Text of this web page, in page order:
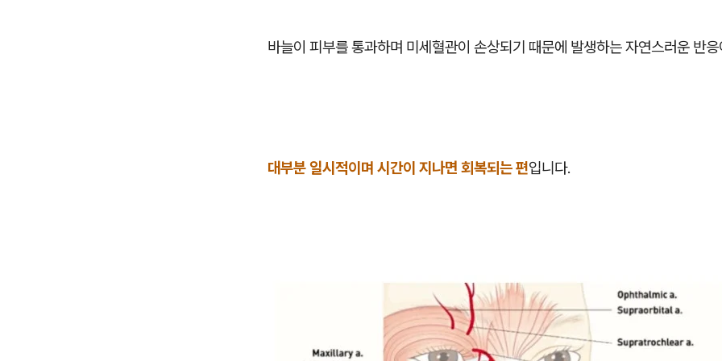
바늘이 피부를 통과하며 미세혈관이 손상되기 때문에 발생하는 자연스러운 반
대부분 일시적이며 시간이 지나면 회복되는 편입니다.